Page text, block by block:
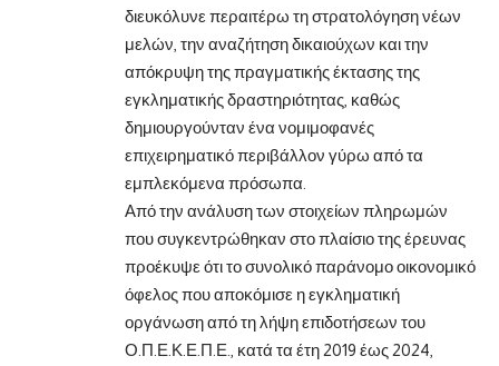
διευκόλυνε περαιτέρω τη στρατολόγηση νέων
μελών, την αναζήτηση δικαιούχων και την
απόκρυψη της πραγματικής έκτασης της
εγκληματικής δραστηριότητας, καθώς
δημιουργούνταν ένα νομιμοφανές
επιχειρηματικό περιβάλλον γύρω από τα
εμπλεκόμενα πρόσωπα.
Από την ανάλυση των στοιχείων πληρωμών
που συγκεντρώθηκαν στο πλαίσιο της έρευνας
προέκυψε ότι το συνολικό παράνομο οικονομικό
όφελος που αποκόμισε η εγκληματική
οργάνωση από τη λήψη επιδοτήσεων του
Ο.Π.Ε.Κ.Ε.Π.Ε., κατά τα έτη 2019 έως 2024,